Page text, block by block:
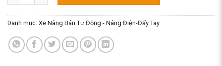
Danh mục: Xe Nâng Bán Tự Động - Nâng Điện-Đẩy Tay